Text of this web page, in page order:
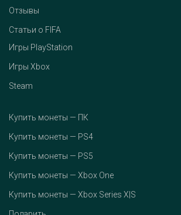
Отзывы
Статьи о FIFA
Игры PlayStation
Игры Xbox
Steam
Купить монеты — ПК
Купить монеты — PS4
Купить монеты — PS5
Купить монеты — Xbox One
Купить монеты — Xbox Series X|S